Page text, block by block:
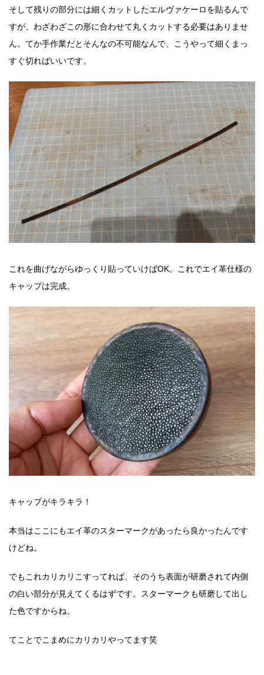
そして残りの部分には細くカットしたエルヴァケーロを貼るんで
すが、わざわざこの形に合わせて丸くカットする必要はありませ
ん。てか手作業だとそんなの不可能なんで、こうやって細くまっ
すぐ切ればいいです。
これを曲げながらゆっくり貼っていけばOK。これでエイ革仕様の
キャップは完成。
キャップがキラキラ！
本当はここにもエイ革のスターマークがあったら良かったんです
けどね。
でもこれカリカリこすってれば、そのうち表面が研磨されて内側
の白い部分が見えてくるはずです。スターマークも研磨して出し
た色ですからね。
てことでこまめにカリカリやってます笑